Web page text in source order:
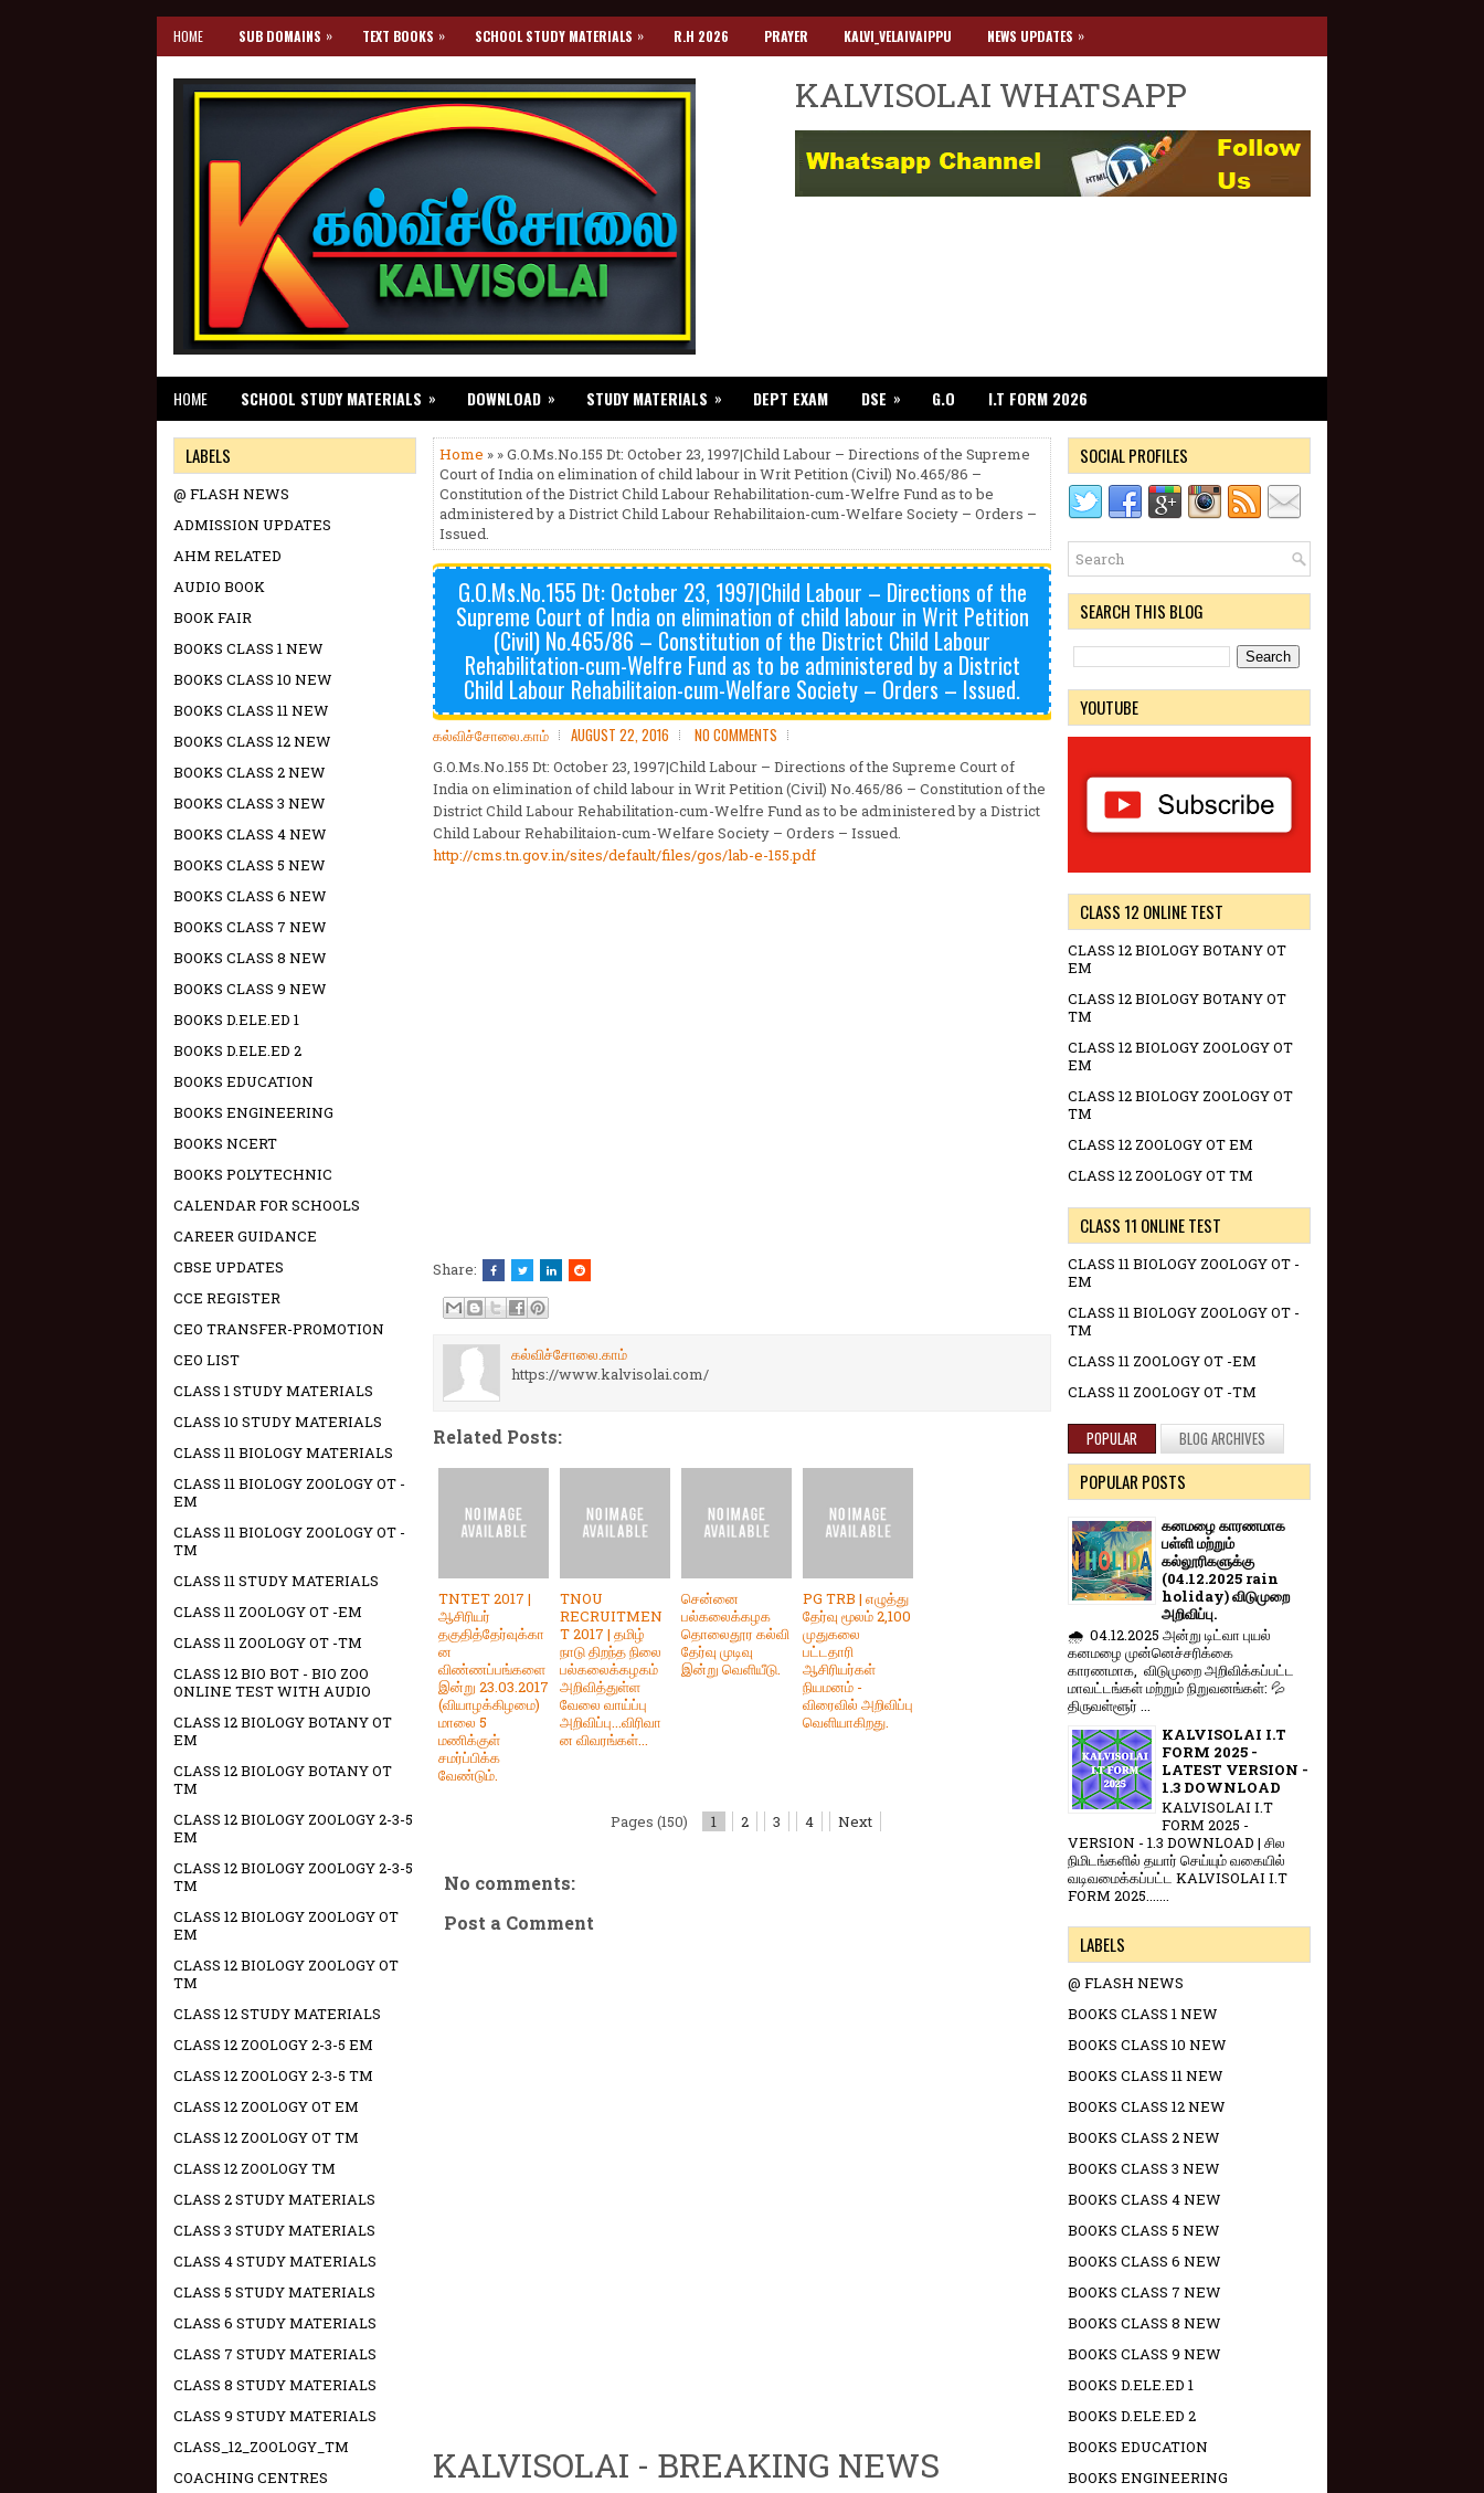
HOME SUB DOMAINS » TEXT BOOKS » SCHOOL STUDY MATERIALS » R.H 2026 PRAYER KALVI_VELAIVAIPPU NEWS UPDATES »
KALVISOLAI WHATSAPP
HOME SCHOOL STUDY MATERIALS » DOWNLOAD » STUDY MATERIALS » DEPT EXAM DSE » G.O I.T FORM 2026
Home » » G.O.Ms.No.155 Dt: October 23, 1997|Child Labour – Directions of the Supreme
Court of India on elimination of child labour in Writ Petition (Civil) No.465/86 –
Constitution of the District Child Labour Rehabilitation-cum-Welfre Fund as to be
administered by a District Child Labour Rehabilitaion-cum-Welfare Society – Orders –
Issued.
G.O.Ms.No.155 Dt: October 23, 1997|Child Labour – Directions of the
Supreme Court of India on elimination of child labour in Writ Petition
(Civil) No.465/86 – Constitution of the District Child Labour
Rehabilitation-cum-Welfre Fund as to be administered by a District
Child Labour Rehabilitaion-cum-Welfare Society – Orders – Issued.
கல்விச்சோலை.காம் AUGUST 22, 2016 NO COMMENTS
G.O.Ms.No.155 Dt: October 23, 1997|Child Labour – Directions of the Supreme Court of
India on elimination of child labour in Writ Petition (Civil) No.465/86 – Constitution of the
District Child Labour Rehabilitation-cum-Welfre Fund as to be administered by a District
Child Labour Rehabilitaion-cum-Welfare Society – Orders – Issued.
http://cms.tn.gov.in/sites/default/files/gos/lab-e-155.pdf
Share:
கல்விச்சோலை.காம்
https://www.kalvisolai.com/
Related Posts:
TNTET 2017 |
ஆசிரியர்
தகுதித்தேர்வுக்கா
ன
விண்ணப்பங்களை
இன்று 23.03.2017
(வியாழக்கிழமை)
மாலை 5
மணிக்குள்
சமர்ப்பிக்க
வேண்டும்.
TNOU
RECRUITMEN
T 2017 | தமிழ்
நாடு திறந்த நிலை
பல்கலைக்கழகம்
அறிவித்துள்ள
வேலை வாய்ப்பு
அறிவிப்பு...விரிவா
ன விவரங்கள்...
சென்னை
பல்கலைக்கழக
தொலைதூர கல்வி
தேர்வு முடிவு
இன்று வெளியீடு.
PG TRB | எழுத்து
தேர்வு மூலம் 2,100
முதுகலை
பட்டதாரி
ஆசிரியர்கள்
நியமனம் -
விரைவில் அறிவிப்பு
வெளியாகிறது.
Pages (150) 1 2 3 4 Next
No comments:
Post a Comment
KALVISOLAI - BREAKING NEWS
LABELS
@ FLASH NEWS
ADMISSION UPDATES
AHM RELATED
AUDIO BOOK
BOOK FAIR
BOOKS CLASS 1 NEW
BOOKS CLASS 10 NEW
BOOKS CLASS 11 NEW
BOOKS CLASS 12 NEW
BOOKS CLASS 2 NEW
BOOKS CLASS 3 NEW
BOOKS CLASS 4 NEW
BOOKS CLASS 5 NEW
BOOKS CLASS 6 NEW
BOOKS CLASS 7 NEW
BOOKS CLASS 8 NEW
BOOKS CLASS 9 NEW
BOOKS D.ELE.ED 1
BOOKS D.ELE.ED 2
BOOKS EDUCATION
BOOKS ENGINEERING
BOOKS NCERT
BOOKS POLYTECHNIC
CALENDAR FOR SCHOOLS
CAREER GUIDANCE
CBSE UPDATES
CCE REGISTER
CEO TRANSFER-PROMOTION
CEO LIST
CLASS 1 STUDY MATERIALS
CLASS 10 STUDY MATERIALS
CLASS 11 BIOLOGY MATERIALS
CLASS 11 BIOLOGY ZOOLOGY OT -
EM
CLASS 11 BIOLOGY ZOOLOGY OT -
TM
CLASS 11 STUDY MATERIALS
CLASS 11 ZOOLOGY OT -EM
CLASS 11 ZOOLOGY OT -TM
CLASS 12 BIO BOT - BIO ZOO
ONLINE TEST WITH AUDIO
CLASS 12 BIOLOGY BOTANY OT
EM
CLASS 12 BIOLOGY BOTANY OT
TM
CLASS 12 BIOLOGY ZOOLOGY 2-3-5
EM
CLASS 12 BIOLOGY ZOOLOGY 2-3-5
TM
CLASS 12 BIOLOGY ZOOLOGY OT
EM
CLASS 12 BIOLOGY ZOOLOGY OT
TM
CLASS 12 STUDY MATERIALS
CLASS 12 ZOOLOGY 2-3-5 EM
CLASS 12 ZOOLOGY 2-3-5 TM
CLASS 12 ZOOLOGY OT EM
CLASS 12 ZOOLOGY OT TM
CLASS 12 ZOOLOGY TM
CLASS 2 STUDY MATERIALS
CLASS 3 STUDY MATERIALS
CLASS 4 STUDY MATERIALS
CLASS 5 STUDY MATERIALS
CLASS 6 STUDY MATERIALS
CLASS 7 STUDY MATERIALS
CLASS 8 STUDY MATERIALS
CLASS 9 STUDY MATERIALS
CLASS_12_ZOOLOGY_TM
COACHING CENTRES
SOCIAL PROFILES
SEARCH THIS BLOG
YOUTUBE
CLASS 12 ONLINE TEST
CLASS 12 BIOLOGY BOTANY OT
EM
CLASS 12 BIOLOGY BOTANY OT
TM
CLASS 12 BIOLOGY ZOOLOGY OT
EM
CLASS 12 BIOLOGY ZOOLOGY OT
TM
CLASS 12 ZOOLOGY OT EM
CLASS 12 ZOOLOGY OT TM
CLASS 11 ONLINE TEST
CLASS 11 BIOLOGY ZOOLOGY OT -
EM
CLASS 11 BIOLOGY ZOOLOGY OT -
TM
CLASS 11 ZOOLOGY OT -EM
CLASS 11 ZOOLOGY OT -TM
POPULAR BLOG ARCHIVES
POPULAR POSTS
கனமழை காரணமாக
பள்ளி மற்றும்
கல்லூரிகளுக்கு
(04.12.2025 rain
holiday) விடுமுறை
அறிவிப்பு.
🌧️ 04.12.2025 அன்று டிட்வா புயல்
கனமழை முன்னெச்சரிக்கை
காரணமாக, விடுமுறை அறிவிக்கப்பட்ட
மாவட்டங்கள் மற்றும் நிறுவனங்கள்: 💦
திருவள்ளூர் ...
KALVISOLAI I.T
FORM 2025 -
LATEST VERSION -
1.3 DOWNLOAD
KALVISOLAI I.T
FORM 2025 -
VERSION - 1.3 DOWNLOAD | சில
நிமிடங்களில் தயார் செய்யும் வகையில்
வடிவமைக்கப்பட்ட KALVISOLAI I.T
FORM 2025.......
LABELS
@ FLASH NEWS
BOOKS CLASS 1 NEW
BOOKS CLASS 10 NEW
BOOKS CLASS 11 NEW
BOOKS CLASS 12 NEW
BOOKS CLASS 2 NEW
BOOKS CLASS 3 NEW
BOOKS CLASS 4 NEW
BOOKS CLASS 5 NEW
BOOKS CLASS 6 NEW
BOOKS CLASS 7 NEW
BOOKS CLASS 8 NEW
BOOKS CLASS 9 NEW
BOOKS D.ELE.ED 1
BOOKS D.ELE.ED 2
BOOKS EDUCATION
BOOKS ENGINEERING